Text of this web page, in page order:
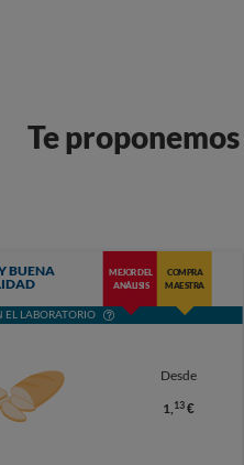
Te
BUENA
MEJOR DEL
ANÁLISIS
COMPRA
MAESTRA
LABORATORIO
Desde
1,13€